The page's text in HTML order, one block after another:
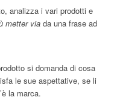
analizza i vari prodotti e
metter viada una frase ad
si domanda di cosa
le sue aspettative, se li
la marca.